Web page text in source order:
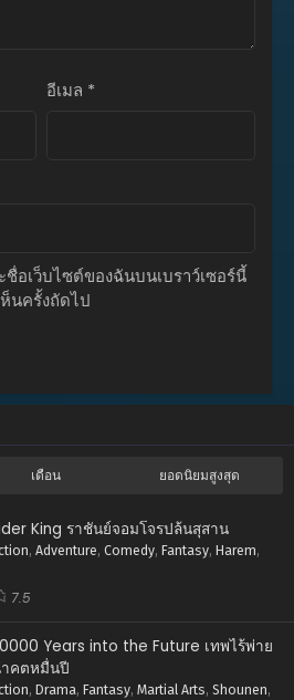
อีเมล *
อเว็บไซต์ของฉันบนเบราว์เซอร์นี้
นครั้งถัดไป
เดือน ยอดนิยมสูงสุด
King ราชันย์จอมโจรปล้นสุสาน
, Adventure, Comedy, Fantasy, Harem,
7.5
Years into the Future เทพไร้พ่าย
าคตหมื่นปี
, Drama, Fantasy, Martial Arts, Shounen,